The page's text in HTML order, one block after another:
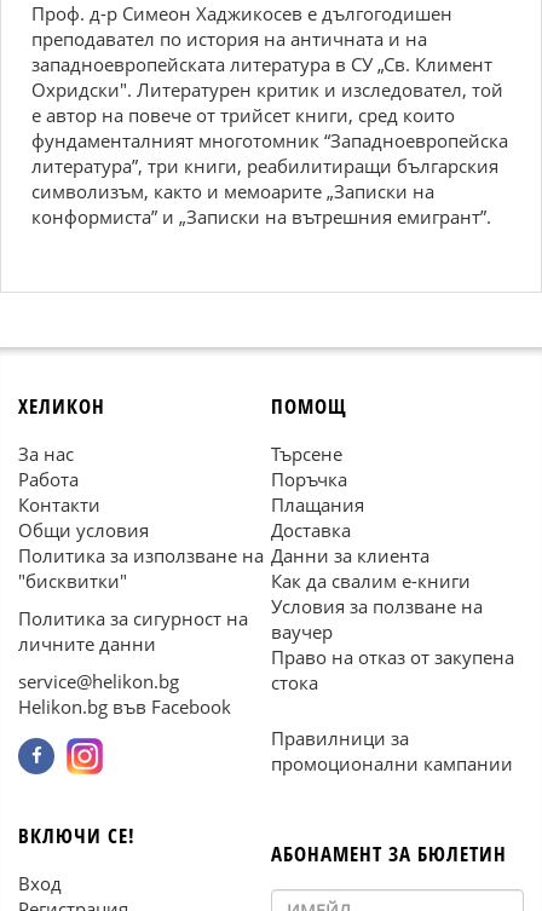
Проф. д-р Симеон Хаджикосев е дългогодишен
преподавател по история на античната и на
западноевропейската литература в СУ „Св. Климент
Охридски". Литературен критик и изследовател, той
е автор на повече от трийсет книги, сред които
фундаменталният многотомник “Западноевропейска
литература”, три книги, реабилитиращи българския
символизъм, както и мемоарите „Записки на
конформиста” и „Записки на вътрешния емигрант”.
ХЕЛИКОН
За нас
Работа
Контакти
Общи условия
Политика за използване на
"бисквитки"
Политика за сигурност на
личните данни
service@helikon.bg
Helikon.bg във Facebook
ПОМОЩ
Търсене
Поръчка
Плащания
Доставка
Данни за клиента
Как да свалим е-книги
Условия за ползване на
ваучер
Право на отказ от закупена
стока
Правилници за
промоционални кампании
ВКЛЮЧИ СЕ!
Вход
АБОНАМЕНТ ЗА БЮЛЕТИН